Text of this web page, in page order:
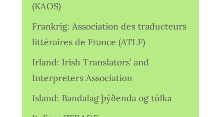
(KAOS)
Frankrig: Association des traducteurs
littéraires de France (ATLF)
Irland: Irish Translators’ and
Interpreters Association
Island: Bandalag þýðenda og túlka